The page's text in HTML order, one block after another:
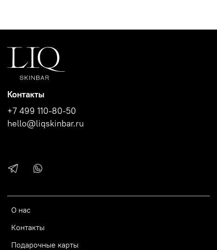
О нас
Контакты
Подарочные карты
Контакты
+7 499 110-80-50
hello@liqskinbar.ru